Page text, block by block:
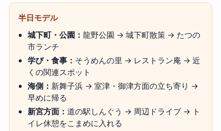
半日モデル
城下町・公園：龍野公園 → 城下町散策 → たつの
市ランチ
学び・食事： そうめんの里 → レストラン庵 → 近
くの関連スポット
海側： 新舞子浜 → 室津・御津方面の立ち寄り →
早めに帰る
新宮方面：道の駅しんぐう → 周辺ドライブ → ト
イレ休憩をこまめに入れる